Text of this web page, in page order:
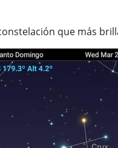
que más